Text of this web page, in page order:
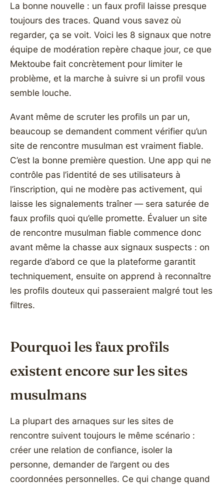
La bonne nouvelle : un faux profil laisse presque
toujours des traces. Quand vous savez où
regarder, ça se voit. Voici les 8 signaux que notre
équipe de modération repère chaque jour, ce que
Mektoube fait concrètement pour limiter le
problème, et la marche à suivre si un profil vous
semble louche.
Avant même de scruter les profils un par un,
beaucoup se demandent comment vérifier qu’un
site de rencontre musulman est vraiment fiable.
C’est la bonne première question. Une app qui ne
contrôle pas l’identité de ses utilisateurs à
l’inscription, qui ne modère pas activement, qui
laisse les signalements traîner — sera saturée de
faux profils quoi qu’elle promette. Évaluer un site
de rencontre musulman fiable commence donc
avant même la chasse aux signaux suspects : on
regarde d’abord ce que la plateforme garantit
techniquement, ensuite on apprend à reconnaître
les profils douteux qui passeraient malgré tout les
filtres.
Pourquoi les faux profils
existent encore sur les sites
musulmans
La plupart des arnaques sur les sites de
rencontre suivent toujours le même scénario :
créer une relation de confiance, isoler la
personne, demander de l’argent ou des
coordonnées personnelles. Ce qui change quand